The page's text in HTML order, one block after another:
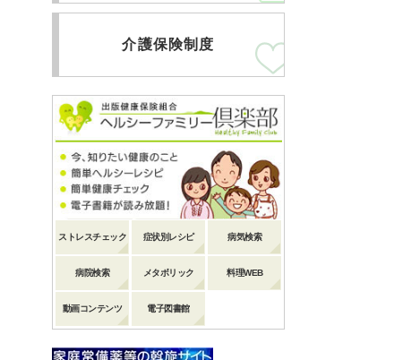
介護保険制度
ストレスチェック 症状別レシピ 病気検索
病院検索 メタボリック 料理WEB
動画コンテンツ 電子図書館